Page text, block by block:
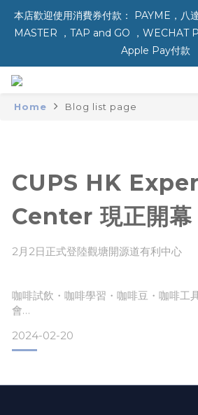
本店歡迎使用消費券付款： PAYME，八
MASTER ，TAP and GO ，WECHAT
Apple Pay付款
Home Blog list page
CUPS HK
Center 現正開幕
2月2日正式登陸觀塘開源道有利中心
咖啡試飲・咖啡學習・咖啡豆・咖啡工
會
營業時間 11:00-19:00
星期四休息
2024-02-20